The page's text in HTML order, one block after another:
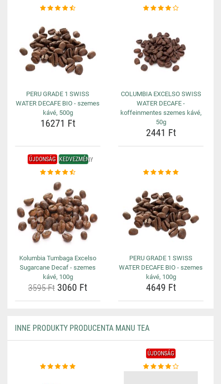
PERU GRADE 1 SWISS
WATER DECAFE BIO - szemes
kávé, 500g
16271 Ft
COLUMBIA EXCELSO SWISS
WATER DECAFE -
koffeinmentes szemes kávé,
50g
2441 Ft
ÚJDONSÁG KEDVEZMÉNY
Kolumbia Tumbaga Excelso
Sugarcane Decaf - szemes
kávé, 100g
3595 Ft 3060 Ft
PERU GRADE 1 SWISS
WATER DECAFE BIO - szemes
kávé, 100g
4649 Ft
INNE PRODUKTY PRODUCENTA MANU TEA
ÚJDONSÁG